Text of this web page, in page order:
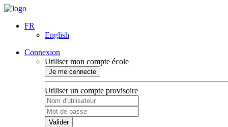
FR
English
Connexion
Utiliser mon compte école
Je me connecte
Utiliser un compte provisoire
Valider